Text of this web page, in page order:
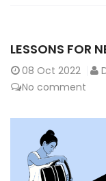
LESSONS FOR
08 Oct 2022
No comment